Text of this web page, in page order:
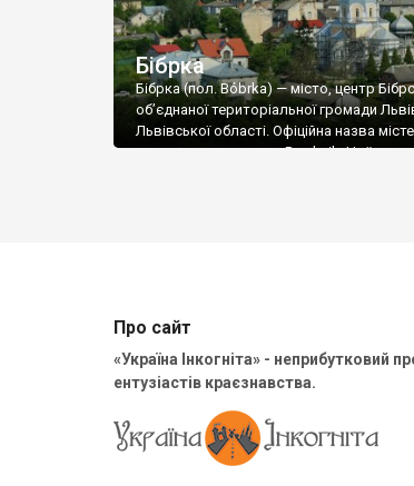
Бібрка
Бібрка (пол. Bóbrka) — місто, центр
об’єднаної територіальної громади
Львівської області. Офіційна назва
угорських реєстрах —Prachnik. На їдиш
Про сайт
«Україна Інкогніта» - неприбутковий
ентузіастів краєзнавства.